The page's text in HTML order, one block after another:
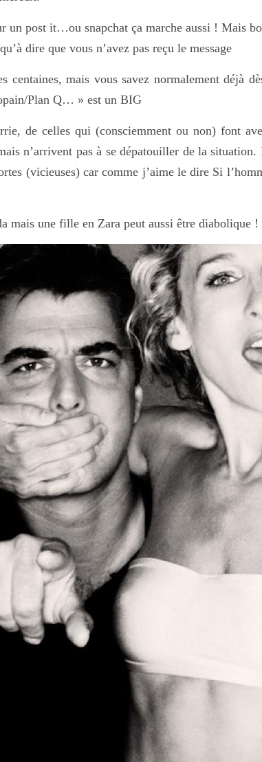
un post it…ou snapchat ça marche aussi ! Mais
dire que vous n’avez pas reçu le message
centaines, mais vous savez normalement déjà
Plan Q… » est un BIG
de celles qui (consciemment ou non) font
n’arrivent pas à se dépatouiller de la
(vicieuses) car comme j’aime le dire Si
mais une fille en Zara peut aussi être diabolique !